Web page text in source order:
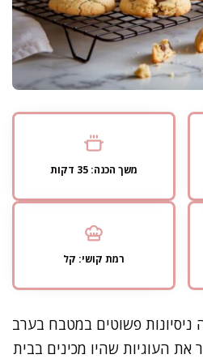
משך הכנה: 35 דקות
רמת קושי: קל
פשוטים במטבח בערב
את העוגיות שהיו מכינים בבית